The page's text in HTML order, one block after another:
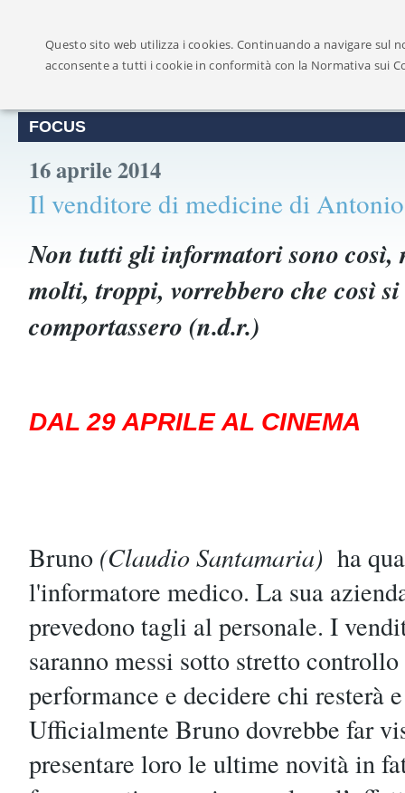
FOCUS
16 aprile 2014
Il venditore di medicine di
Non tutti gli informatori sono così,
molti, troppi, vorrebbero che così si
comportassero (n.d.r.)
DAL 29 APRILE AL CINEMA
Bruno (Claudio Santamaria) ha
l'informatore medico. La sua
prevedono tagli al personale. I
saranno messi sotto stretto
performance e decidere chi resterà
Ufficialmente Bruno dovrebbe far
presentare loro le ultime novità in
Questo sito web utilizza i cookies. Continuando a navigare sul
acconsente a tutti i cookie in conformità con la Normativa sui